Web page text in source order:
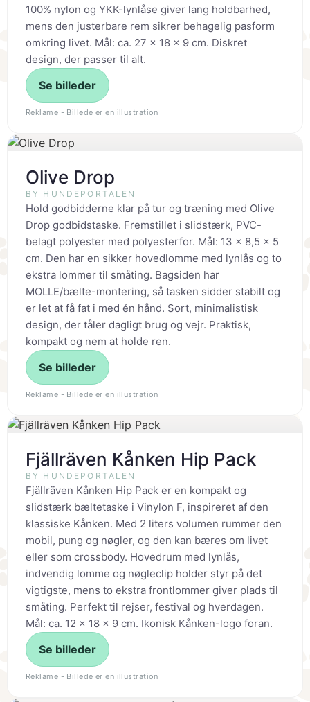
100% nylon og YKK-lynlåse giver lang holdbarhed,
mens den justerbare rem sikrer behagelig pasform
omkring livet. Mål: ca. 27 x 18 x 9 cm. Diskret
design, der passer til alt.
Se billeder
Reklame - Billede er en illustration
Olive Drop
BY HUNDEPORTALEN
Hold godbidderne klar på tur og træning med Olive
Drop godbidstaske. Fremstillet i slidstærk, PVC-
belagt polyester med polyesterfor. Mål: 13 x 8,5 x 5
cm. Den har en sikker hovedlomme med lynlås og to
ekstra lommer til småting. Bagsiden har
MOLLE/bælte-montering, så tasken sidder stabilt og
er let at få fat i med én hånd. Sort, minimalistisk
design, der tåler dagligt brug og vejr. Praktisk,
kompakt og nem at holde ren.
Se billeder
Reklame - Billede er en illustration
Fjällräven Kånken Hip Pack
BY HUNDEPORTALEN
Fjällräven Kånken Hip Pack er en kompakt og
slidstærk bæltetaske i Vinylon F, inspireret af den
klassiske Kånken. Med 2 liters volumen rummer den
mobil, pung og nøgler, og den kan bæres om livet
eller som crossbody. Hovedrum med lynlås,
indvendig lomme og nøgleclip holder styr på det
vigtigste, mens to ekstra frontlommer giver plads til
småting. Perfekt til rejser, festival og hverdagen.
Mål: ca. 12 x 18 x 9 cm. Ikonisk Kånken-logo foran.
Se billeder
Reklame - Billede er en illustration